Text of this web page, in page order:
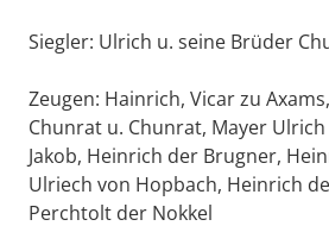
Siegler: Ulrich u. seine Brüder
Zeugen: Hainrich, Vicar zu
Chunrat u. Chunrat, Mayer
Jakob, Heinrich der Brugner,
Ulriech von Hopbach, Heinrich
Perchtolt der Nokkel